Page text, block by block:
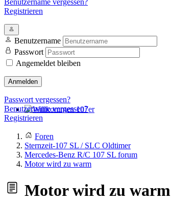
Willkommen 107er
Registrieren
Benutzername
Passwort
Angemeldet bleiben
Anmelden
Passwort vergessen?
Benutzername vergessen?
Registrieren
Foren
Sternzeit-107 SL / SLC Oldtimer
Mercedes-Benz R/C 107 SL forum
Motor wird zu warm
Motor wird zu warm